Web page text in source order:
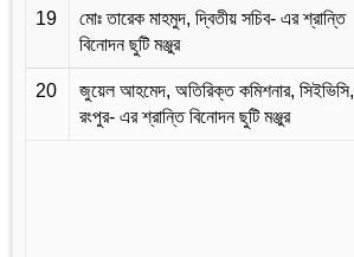
19
মোঃ তারেক মাহমুদ, দ্বিতীয় সচিব- এর শ্রান্তি
বিনোদন ছুটি মঞ্জুর
20
জুয়েল আহমেদ, অতিরিক্ত কমিশনার, সিইভিসি,
রংপুর- এর শ্রান্তি বিনোদন ছুটি মঞ্জুর